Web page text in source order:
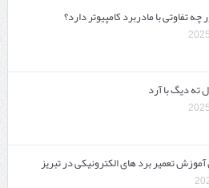
تفاوتی با مادربرد کامپیوتر دارد؟
تعمیر برد های الکترونیکی در تبریز